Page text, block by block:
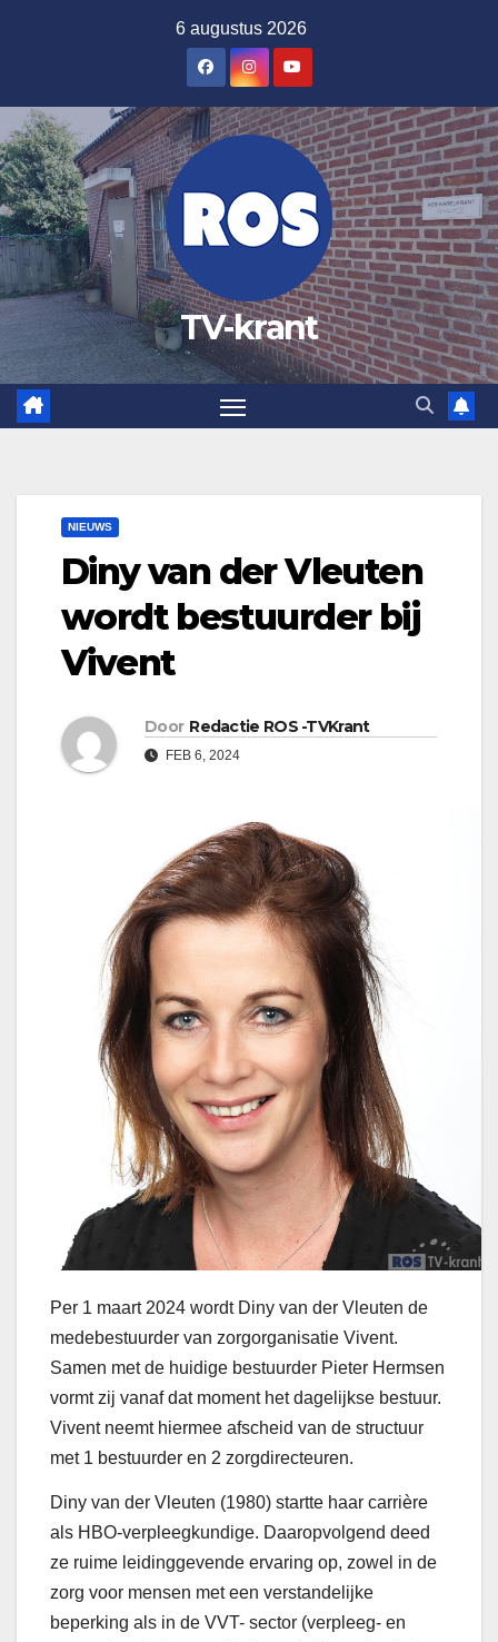
inhoud
6 augustus 2026
TV-krant
NIEUWS
Diny van der Vleuten
wordt bestuurder bij
Vivent
Door Redactie ROS -TVKrant
FEB 6, 2024
Per 1 maart 2024 wordt Diny van der Vleuten de
medebestuurder van zorgorganisatie Vivent.
Samen met de huidige bestuurder Pieter Hermsen
vormt zij vanaf dat moment het dagelijkse bestuur.
Vivent neemt hiermee afscheid van de structuur
met 1 bestuurder en 2 zorgdirecteuren.
Diny van der Vleuten (1980) startte haar carrière
als HBO-verpleegkundige. Daaropvolgend deed
ze ruime leidinggevende ervaring op, zowel in de
zorg voor mensen met een verstandelijke
beperking als in de VVT- sector (verpleeg- en